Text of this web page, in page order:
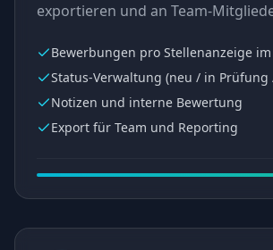
exportieren und an Team-
Bewerbungen pro Stellenanzeige
Status-Verwaltung (neu / in
Notizen und interne Bewertung
Export für Team und Reporting